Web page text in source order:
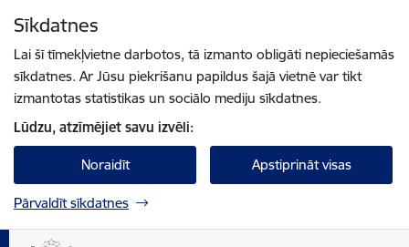
Sīkdatnes
Lai šī tīmekļvietne darbotos, tā izmanto obligāti nepieciešamās
sīkdatnes. Ar Jūsu piekrišanu papildus šajā vietnē var tikt
izmantotas statistikas un sociālo mediju sīkdatnes.
Lūdzu, atzīmējiet savu izvēli:
Noraidīt Apstiprināt visas
Pārvaldīt sīkdatnes